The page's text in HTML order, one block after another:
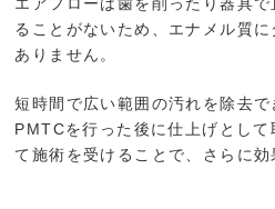
ることがないため、エナメル質
ありません。
短時間で広い範囲の汚れを除去
PMTCを行った後に仕上げとし
て施術を受けることで、さらに効